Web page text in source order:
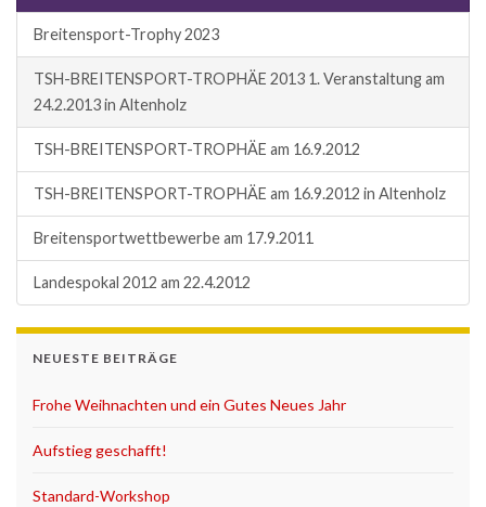
Breitensport-Trophy 2023
TSH-BREITENSPORT-TROPHÄE 2013 1. Veranstaltung am
24.2.2013 in Altenholz
TSH-BREITENSPORT-TROPHÄE am 16.9.2012
TSH-BREITENSPORT-TROPHÄE am 16.9.2012 in Altenholz
Breitensportwettbewerbe am 17.9.2011
Landespokal 2012 am 22.4.2012
NEUESTE BEITRÄGE
Frohe Weihnachten und ein Gutes Neues Jahr
Aufstieg geschafft!
Standard-Workshop